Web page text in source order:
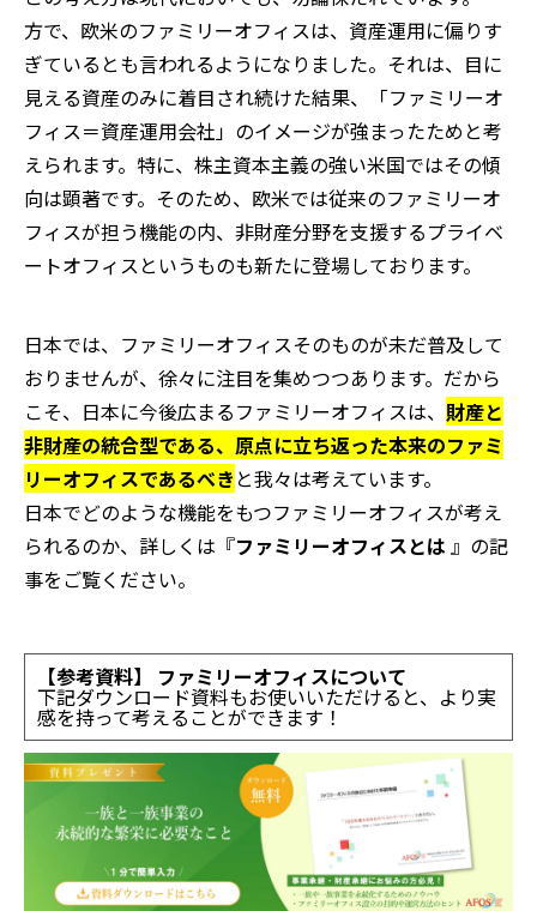
方で、欧米のファミリーオフィスは、資産運用に偏りす
ぎているとも言われるようになりました。それは、目に
見える資産のみに着目され続けた結果、「ファミリーオ
フィス＝資産運用会社」のイメージが強まったためと考
えられます。特に、株主資本主義の強い米国ではその傾
向は顕著です。そのため、欧米では従来のファミリーオ
フィスが担う機能の内、非財産分野を支援するプライベ
ートオフィスというものも新たに登場しております。
日本では、ファミリーオフィスそのものが未だ普及して
おりませんが、徐々に注目を集めつつあります。だから
こそ、日本に今後広まるファミリーオフィスは、 財産と
非財産の統合型である、原点に立ち返った本来のファミ
リーオフィスであるべき と我々は考えています。
日本でどのような機能をもつファミリーオフィスが考え
られるのか、詳しくは『ファミリーオフィスとは 』の記
事をご覧ください。
【参考資料】 ファミリーオフィスについて
下記ダウンロード資料もお使いいただけると、より実
感を持って考えることができます！